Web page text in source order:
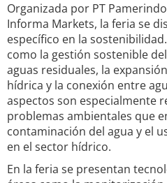
Organizada por PT
Informa Markets, la feria se
específico en la
como la gestión sostenible
aguas residuales, la
hídrica y la conexión entre
aspectos son especialmente
problemas ambientales que
contaminación del agua y el
en el sector hídrico.
En la feria se presentan